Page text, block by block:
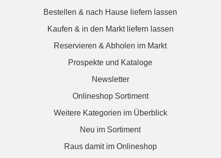
Bestellen & nach Hause liefern lassen
Kaufen & in den Markt liefern lassen
Reservieren & Abholen im Markt
Prospekte und Kataloge
Newsletter
Onlineshop Sortiment
Weitere Kategorien im Überblick
Neu im Sortiment
Raus damit im Onlineshop